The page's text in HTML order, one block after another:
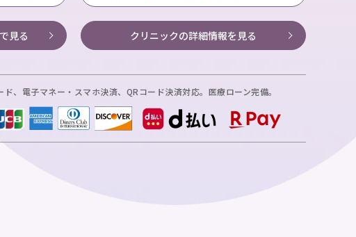
見る クリニックの詳細情報を見る
、電子マネー・スマホ決済、 QRコード決済対応。医療ローン完備。